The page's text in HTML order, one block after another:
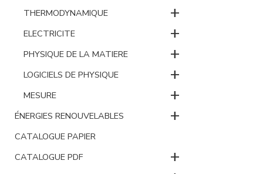
THERMODYNAMIQUE
+
ELECTRICITE +
PHYSIQUE DE LA MATIERE +
LOGICIELS DE PHYSIQUE +
MESURE +
ÉNERGIES RENOUVELABLES +
CATALOGUE PAPIER
CATALOGUE PDF
+